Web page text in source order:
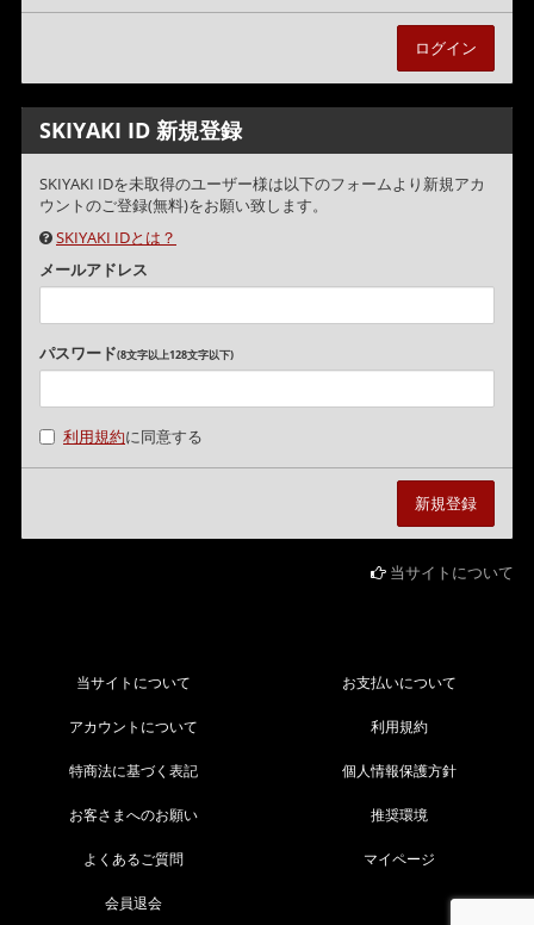
SKIYAKI ID 新規登録
SKIYAKI IDを未取得のユーザー様は以下のフォームより新規アカ
ウントのご登録(無料)をお願い致します。
SKIYAKI IDとは？
メールアドレス
パスワード(8文字以上128文字以下)
利用規約に同意する
当サイトについて
当サイトについて お支払いについて
アカウントについて 利用規約
特商法に基づく表記 個人情報保護方針
お客さまへのお願い 推奨環境
よくあるご質問 マイページ
会員退会